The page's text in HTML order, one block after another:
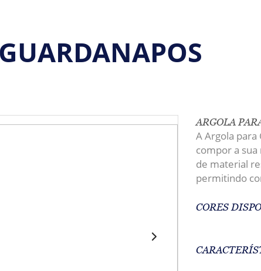
ARGOLA
AArgola para
compor a
de material
permitindo
CORES